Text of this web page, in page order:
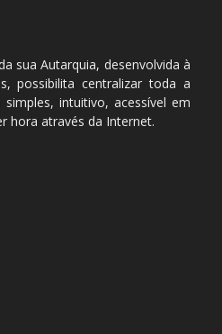
sua Autarquia, desenvolvida à
possibilita centralizar toda a
intuitivo, acessível em
hora através da Internet.